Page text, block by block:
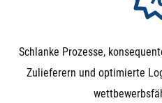
Schlanke Prozesse,
Zulieferern und optimierte